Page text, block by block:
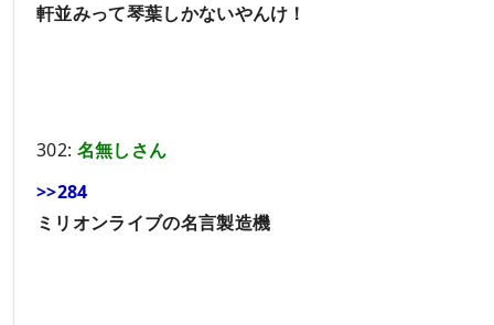
軒並みって琴葉しかないやんけ！
302: 名無しさん
>>284
ミリオンライブの名言製造機